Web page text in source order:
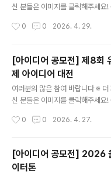
타트업 구분 없음) ◎ 접수 일정-
5.29(수) 예정※ 상기 일정은 공모
신 분들은 이미지를 클릭해주세
상담양군 고향사랑기부제에 관심
최대 2억원 내외, 4~5개 사업(지
모금기간 3년이하인 사업 ◎ 모
능한, 지역문제 해결과 군민에게 실
일반기부사업- 기부자가 원하는
부할 수 있는 지정기부사업 ◎ 공
증진 - 시민참여, 지원봉사 등 지역
0 0 2026. 4. 29.
[아이디어 공모전] 제8회
제 아이디어 대전
여러분의 많은 참여 바랍니다 ※
신 분들은 이미지를 클릭해주세
가능)- 공모분야: 3개 분야 (건축/
인 유니버설 디자인(UD) 7대 원
별·연령·국적 등에 관계없이 모두
용하도록 고안된 디자인 ① 공평한
0 0 2026. 4. 27.
[아이디어 공모전] 2026
이터톤